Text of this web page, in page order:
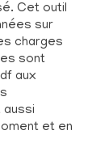
Cet outil
sur
charges
sont
aux
et en